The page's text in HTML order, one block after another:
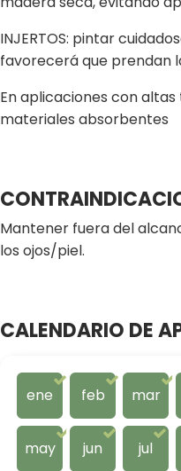
INJERTOS: pintar
favorecerá que prendan
En aplicaciones con
materiales absorbentes
Mantener fuera del
los ojos/piel.
CALENDARIO DE
ene feb mar
may jun jul